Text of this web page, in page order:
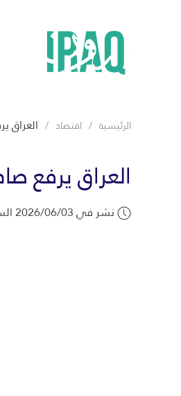
الرئيسية اقتصاد العراق
العراق يرفع صادراته
نشر في 2026/06/03 الساعة 10:25 ص